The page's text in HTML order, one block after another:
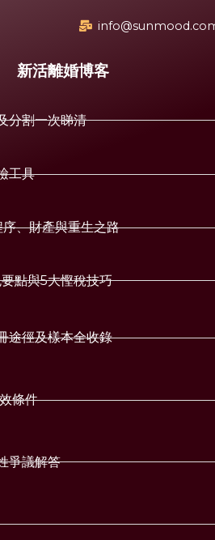
新活離婚博客
分割一次睇清
工具
、財產與重生之路
點與5大慳稅技巧
途徑及樣本全收錄
條件
爭議解答